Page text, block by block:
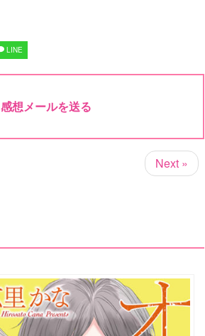
LINE
感想メールを送る
Next »